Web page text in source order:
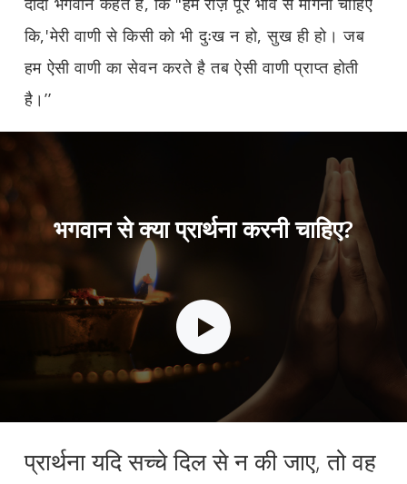
कि,'मेरी वाणी से किसी को भी दुःख न हो, सुख ही हो। जब
हम ऐसी वाणी का सेवन करते है तब ऐसी वाणी प्राप्त होती
है।’’
भगवान से क्या प्रार्थना करनी चाहिए?
प्रार्थना यदि सच्चे दिल से न की जाए, तो वह